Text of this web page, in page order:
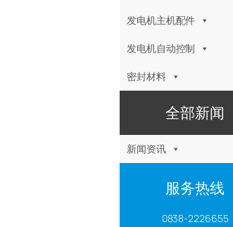
发电机主机配件
发电机自动控制
密封材料
全部新闻
新闻资讯
服务热线
0838-2226655